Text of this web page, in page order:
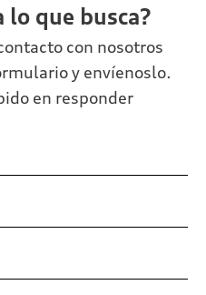
lo que busca?
con nosotros
y envíenoslo.
en responder